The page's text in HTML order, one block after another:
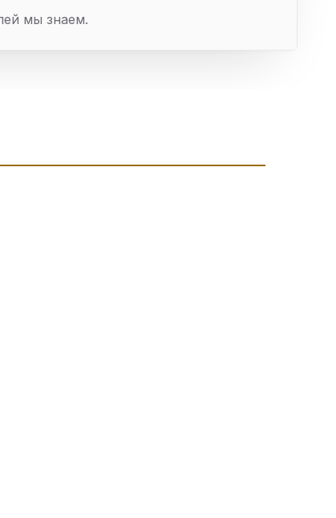
мы знаем.